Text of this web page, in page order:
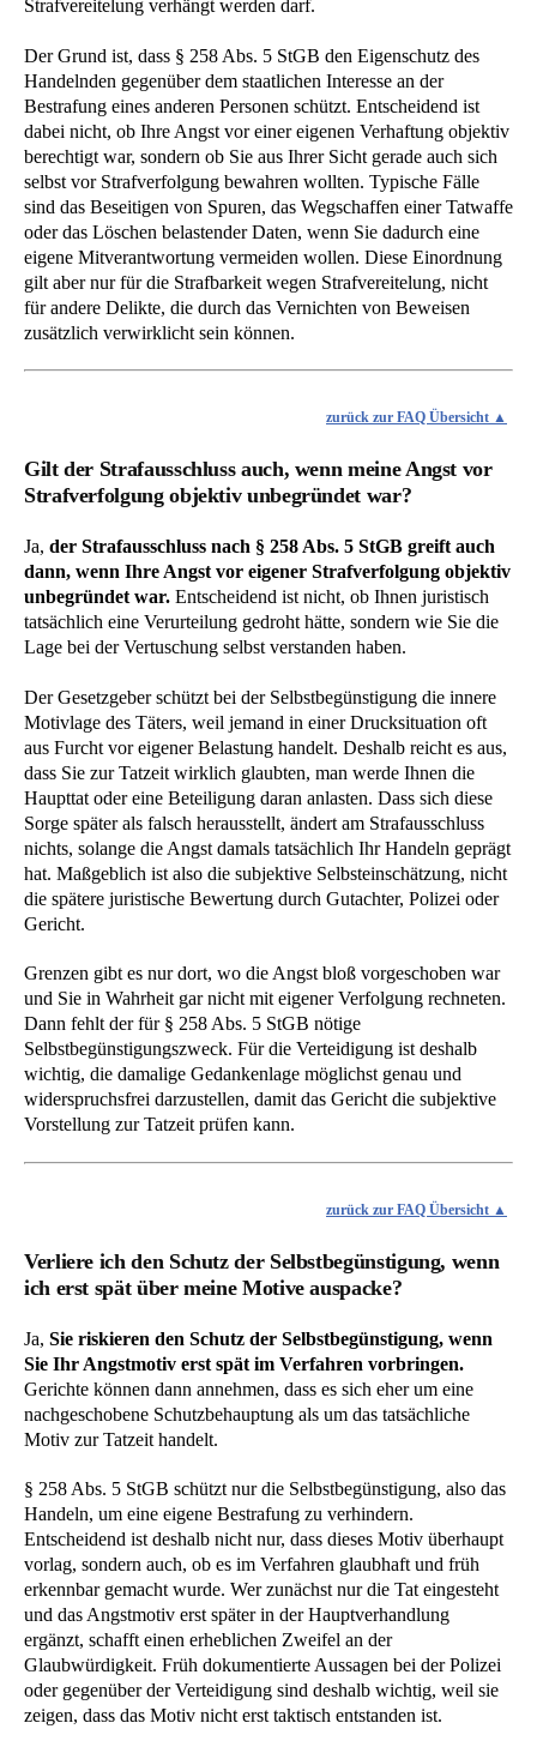
Strafvereitelung verhängt werden darf.
Der Grund ist, dass § 258 Abs. 5 StGB den Eigenschutz des
Handelnden gegenüber dem staatlichen Interesse an der
Bestrafung eines anderen Personen schützt. Entscheidend ist
dabei nicht, ob Ihre Angst vor einer eigenen Verhaftung objektiv
berechtigt war, sondern ob Sie aus Ihrer Sicht gerade auch sich
selbst vor Strafverfolgung bewahren wollten. Typische Fälle
sind das Beseitigen von Spuren, das Wegschaffen einer Tatwaffe
oder das Löschen belastender Daten, wenn Sie dadurch eine
eigene Mitverantwortung vermeiden wollen. Diese Einordnung
gilt aber nur für die Strafbarkeit wegen Strafvereitelung, nicht
für andere Delikte, die durch das Vernichten von Beweisen
zusätzlich verwirklicht sein können.
zurück zur FAQ Übersicht
Gilt der Strafausschluss auch, wenn meine Angst vor
Strafverfolgung objektiv unbegründet war?
Ja, der Strafausschluss nach § 258 Abs. 5 StGB greift auch
dann, wenn Ihre Angst vor eigener Strafverfolgung objektiv
unbegründet war. Entscheidend ist nicht, ob Ihnen juristisch
tatsächlich eine Verurteilung gedroht hätte, sondern wie Sie die
Lage bei der Vertuschung selbst verstanden haben.
Der Gesetzgeber schützt bei der Selbstbegünstigung die innere
Motivlage des Täters, weil jemand in einer Drucksituation oft
aus Furcht vor eigener Belastung handelt. Deshalb reicht es aus,
dass Sie zur Tatzeit wirklich glaubten, man werde Ihnen die
Haupttat oder eine Beteiligung daran anlasten. Dass sich diese
Sorge später als falsch herausstellt, ändert am Strafausschluss
nichts, solange die Angst damals tatsächlich Ihr Handeln geprägt
hat. Maßgeblich ist also die subjektive Selbsteinschätzung, nicht
die spätere juristische Bewertung durch Gutachter, Polizei oder
Gericht.
Grenzen gibt es nur dort, wo die Angst bloß vorgeschoben war
und Sie in Wahrheit gar nicht mit eigener Verfolgung rechneten.
Dann fehlt der für § 258 Abs. 5 StGB nötige
Selbstbegünstigungszweck. Für die Verteidigung ist deshalb
wichtig, die damalige Gedankenlage möglichst genau und
widerspruchsfrei darzustellen, damit das Gericht die subjektive
Vorstellung zur Tatzeit prüfen kann.
zurück zur FAQ Übersicht
Verliere ich den Schutz der Selbstbegünstigung, wenn
ich erst spät über meine Motive auspacke?
Ja, Sie riskieren den Schutz der Selbstbegünstigung, wenn
Sie Ihr Angstmotiv erst spät im Verfahren vorbringen.
Gerichte können dann annehmen, dass es sich eher um eine
nachgeschobene Schutzbehauptung als um das tatsächliche
Motiv zur Tatzeit handelt.
§ 258 Abs. 5 StGB schützt nur die Selbstbegünstigung, also das
Handeln, um eine eigene Bestrafung zu verhindern.
Entscheidend ist deshalb nicht nur, dass dieses Motiv überhaupt
vorlag, sondern auch, ob es im Verfahren glaubhaft und früh
erkennbar gemacht wurde. Wer zunächst nur die Tat eingesteht
und das Angstmotiv erst später in der Hauptverhandlung
ergänzt, schafft einen erheblichen Zweifel an der
Glaubwürdigkeit. Früh dokumentierte Aussagen bei der Polizei
oder gegenüber der Verteidigung sind deshalb wichtig, weil sie
zeigen, dass das Motiv nicht erst taktisch entstanden ist.